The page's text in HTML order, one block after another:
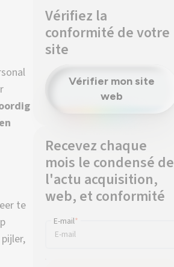
te
Vérifiez la
conformité de votre
site
Vérifier mon site
web
Recevez chaque
mois le condensé de
l'actu acquisition,
web, et conformité
E-mail*